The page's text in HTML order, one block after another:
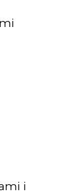
i